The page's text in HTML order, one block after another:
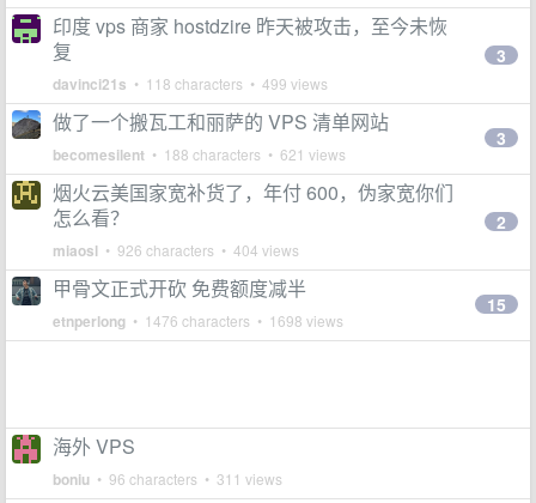
印度 vps 商家 hostdzire 昨天被攻击，至今未恢
复
davinci21s • 118 characters • 499 views
3
做了一个搬瓦工和丽萨的 VPS 清单网站
becomesilent • 188 characters • 621 views
3
烟火云美国家宽补货了，年付 600，伪家宽你们
怎么看？
miaosl • 926 characters • 404 views
2
甲骨文正式开砍 免费额度减半
etnperlong • 1476 characters • 1698 views
15
海外 VPS
boniu • 96 characters • 311 views